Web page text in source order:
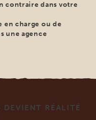
contraire dans votre
en charge ou de
une agence
DEVIENT RÉALITÉ